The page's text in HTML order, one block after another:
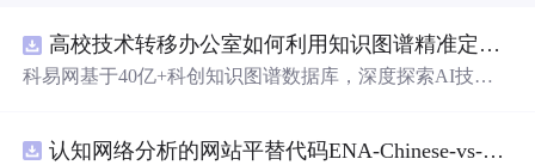
高校技术转移办公室如何利用知识图谱精准定位产业需求与技术适配点？.docx
科易网基于40亿+科创知识图谱数据库，深度探索AI技术
新领域的AI+数智化解决方案，推动科技创新与产业创新认知网络分析的网站平替代码ENA-Chinese-vs-English-reproducible.zip